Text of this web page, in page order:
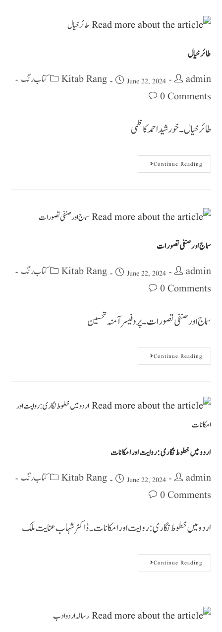
طائر خیال
admin
June 22, 2024
Kitab Rang کتاب رنگ
0 Comments
طائر خیال ۔ خورشید احمد کاظمی
Continue Reading
سماج اور صنفی تصورات
admin
June 22, 2024
Kitab Rang کتاب رنگ
0 Comments
سماج اور صنفی تصورات ۔ پروفیسر آمنہ تحسین
Continue Reading
اردو میں خطوط نگاری: روایت اور امکانات
admin
June 22, 2024
Kitab Rang کتاب رنگ
0 Comments
اردو میں خطوط نگاری: روایت اور امکانات ۔ ڈاکٹر شہاب عنایت ملک
Continue Reading